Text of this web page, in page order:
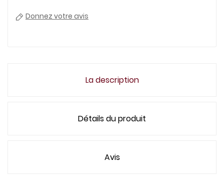
Donnez votre avis
La description
Détails du produit
Avis